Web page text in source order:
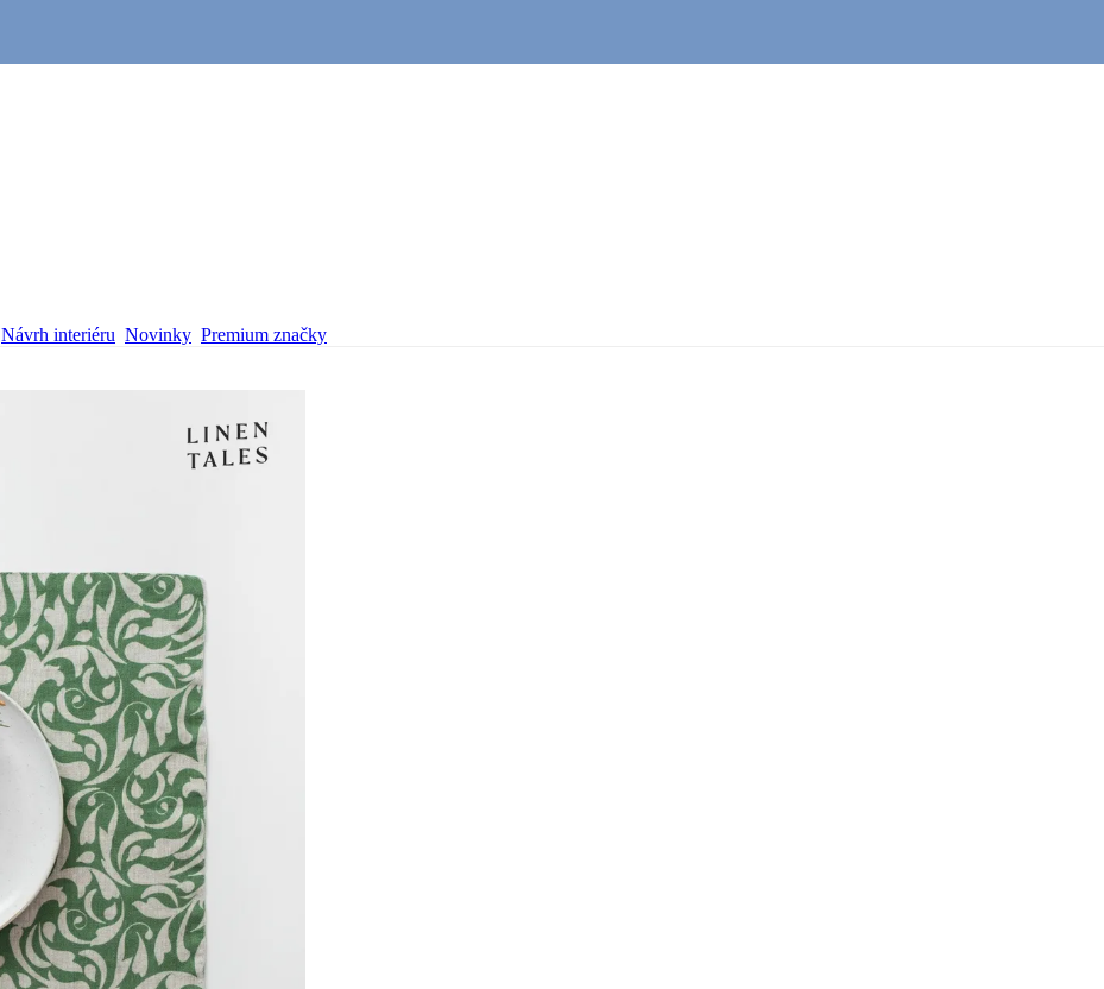
Návrh interiéru Novinky Premium značky